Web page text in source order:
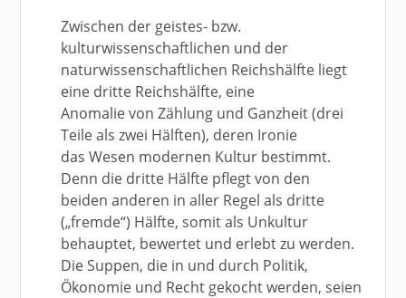
Zwischen der geistes- bzw.
kulturwissenschaftlichen und der
naturwissenschaftlichen Reichshälfte liegt
eine dritte Reichshälfte, eine
Anomalie von Zählung und Ganzheit (drei
Teile als zwei Hälften), deren Ironie
das Wesen modernen Kultur bestimmt.
Denn die dritte Hälfte pflegt von den
beiden anderen in aller Regel als dritte
(„fremde“) Hälfte, somit als Unkultur
behauptet, bewertet und erlebt zu werden.
Die Suppen, die in und durch Politik,
Ökonomie und Recht gekocht werden, seien